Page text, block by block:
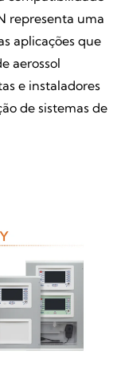
representa uma
aplicações que
aerossol
e instaladores
de sistemas de